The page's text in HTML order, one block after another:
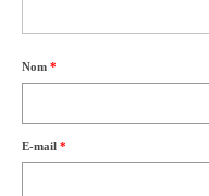
Nom *
E-mail *